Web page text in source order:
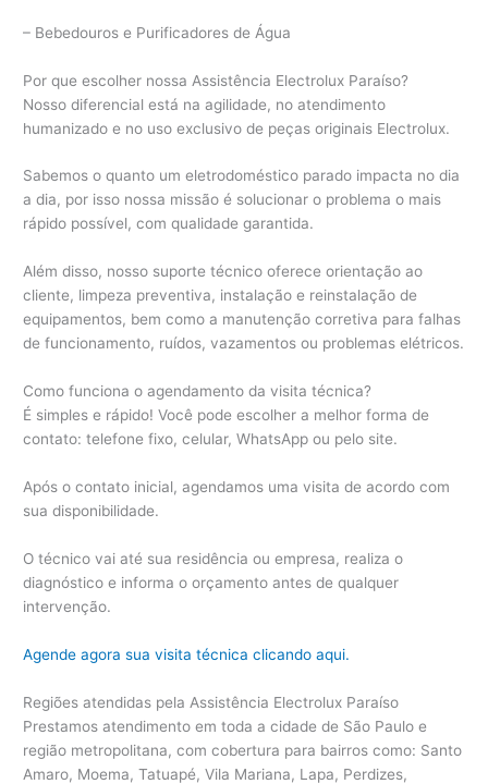
– Bebedouros e Purificadores de Água
Por que escolher nossa Assistência Electrolux Paraíso?
Nosso diferencial está na agilidade, no atendimento
humanizado e no uso exclusivo de peças originais Electrolux.
Sabemos o quanto um eletrodoméstico parado impacta no dia
a dia, por isso nossa missão é solucionar o problema o mais
rápido possível, com qualidade garantida.
Além disso, nosso suporte técnico oferece orientação ao
cliente, limpeza preventiva, instalação e reinstalação de
equipamentos, bem como a manutenção corretiva para falhas
de funcionamento, ruídos, vazamentos ou problemas elétricos.
Como funciona o agendamento da visita técnica?
É simples e rápido! Você pode escolher a melhor forma de
contato: telefone fixo, celular, WhatsApp ou pelo site.
Após o contato inicial, agendamos uma visita de acordo com
sua disponibilidade.
O técnico vai até sua residência ou empresa, realiza o
diagnóstico e informa o orçamento antes de qualquer
intervenção.
Agende agora sua visita técnica clicando aqui.
Regiões atendidas pela Assistência Electrolux Paraíso
Prestamos atendimento em toda a cidade de São Paulo e
região metropolitana, com cobertura para bairros como: Santo
Amaro, Moema, Tatuapé, Vila Mariana, Lapa, Perdizes,